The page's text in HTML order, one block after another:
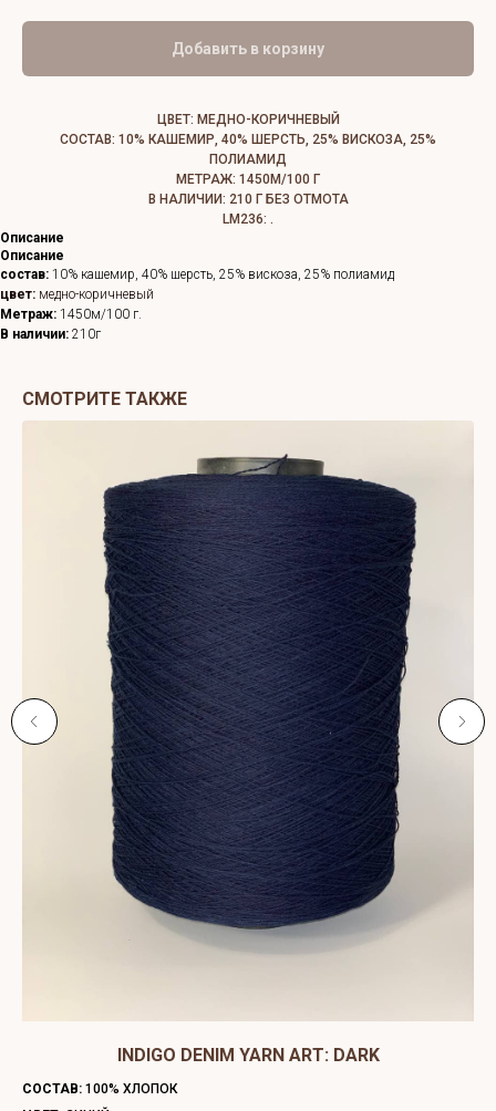
Добавить в корзину
ЦВЕТ: МЕДНО-КОРИЧНЕВЫЙ
СОСТАВ: 10% КАШЕМИР, 40% ШЕРСТЬ, 25% ВИСКОЗА, 25%
ПОЛИАМИД
МЕТРАЖ: 1450М/100 Г
В НАЛИЧИИ: 210 Г БЕЗ ОТМОТА
LM236: .
Описание
Описание
состав: 10% кашемир, 40% шерсть, 25% вискоза, 25% полиамид
цвет: медно-коричневый
Метраж: 1450м/100 г.
В наличии: 210г
СМОТРИТЕ ТАКЖЕ
INDIGO DENIM YARN ART: DARK
СОСТАВ: 100% ХЛОПОК